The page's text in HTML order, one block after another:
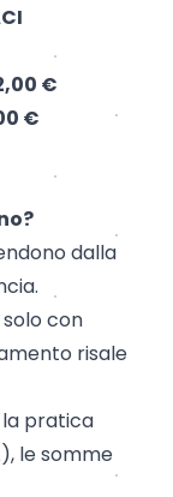
€
€
dalla
con
risale
pratica
le somme